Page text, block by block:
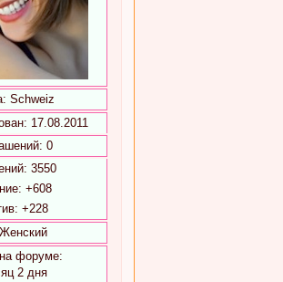
Schweiz
: 17.08.2011
0
3550
+608
+228
Женский
форуме:
2 дня